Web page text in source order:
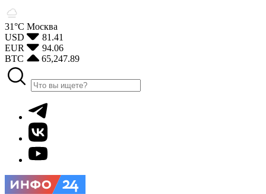
31°С Москва
USD
81.41
EUR
94.06
BTC
65,247.89